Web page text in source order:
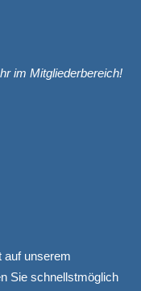
im Mitgliederbereich!
auf unserem
Sie schnellstmöglich